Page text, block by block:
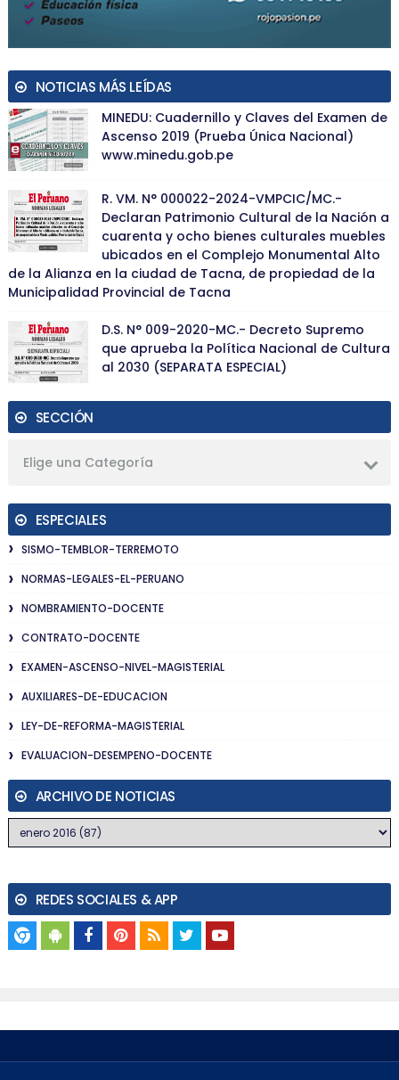
NOTICIAS MÁS LEÍDAS
MINEDU: Cuadernillo y Claves del Examen de
Ascenso 2019 (Prueba Única Nacional)
www.minedu.gob.pe
R. VM. N° 000022-2024-VMPCIC/MC.-
Declaran Patrimonio Cultural de la Nación a
cuarenta y ocho bienes culturales muebles
ubicados en el Complejo Monumental Alto
de la Alianza en la ciudad de Tacna, de propiedad de la
Municipalidad Provincial de Tacna
D.S. N° 009-2020-MC.- Decreto Supremo
que aprueba la Política Nacional de Cultura
al 2030 (SEPARATA ESPECIAL)
SECCIÓN
Elige una Categoría
ESPECIALES
SISMO-TEMBLOR-TERREMOTO
NORMAS-LEGALES-EL-PERUANO
NOMBRAMIENTO-DOCENTE
CONTRATO-DOCENTE
EXAMEN-ASCENSO-NIVEL-MAGISTERIAL
AUXILIARES-DE-EDUCACION
LEY-DE-REFORMA-MAGISTERIAL
EVALUACION-DESEMPENO-DOCENTE
ARCHIVO DE NOTICIAS
REDES SOCIALES & APP